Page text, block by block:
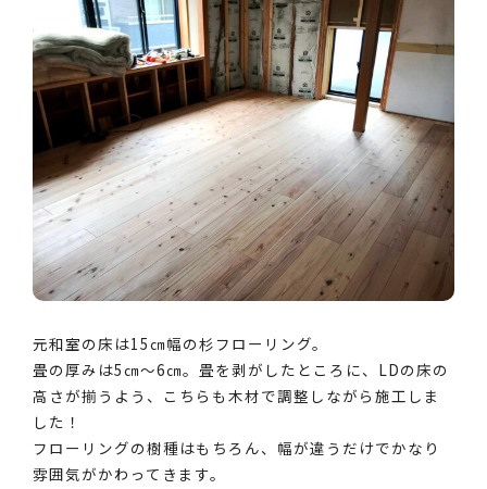
元和室の床は15㎝幅の杉フローリング。
畳の厚みは5㎝～6㎝。畳を剥がしたところに、LDの床の
高さが揃うよう、こちらも木材で調整しながら施工しま
した！
フローリングの樹種はもちろん、幅が違うだけでかなり
雰囲気がかわってきます。